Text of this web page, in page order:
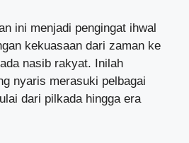
ini menjadi pengingat ihwal
kekuasaan dari zaman ke
nasib rakyat. Inilah
nyaris merasuki pelbagai
dari pilkada hingga era